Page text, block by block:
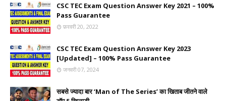
CSC TEC Exam Question Answer Key 2021 – 100%
Pass Guarantee
फ़रवरी 20, 2022
CSC TEC Exam Question Answer Key 2023
[Updated] – 100% Pass Guarantee
जनवरी 07, 2024
सबसे ज्यादा बार ‘Man of The Series’ का खिताब जीतने वाले